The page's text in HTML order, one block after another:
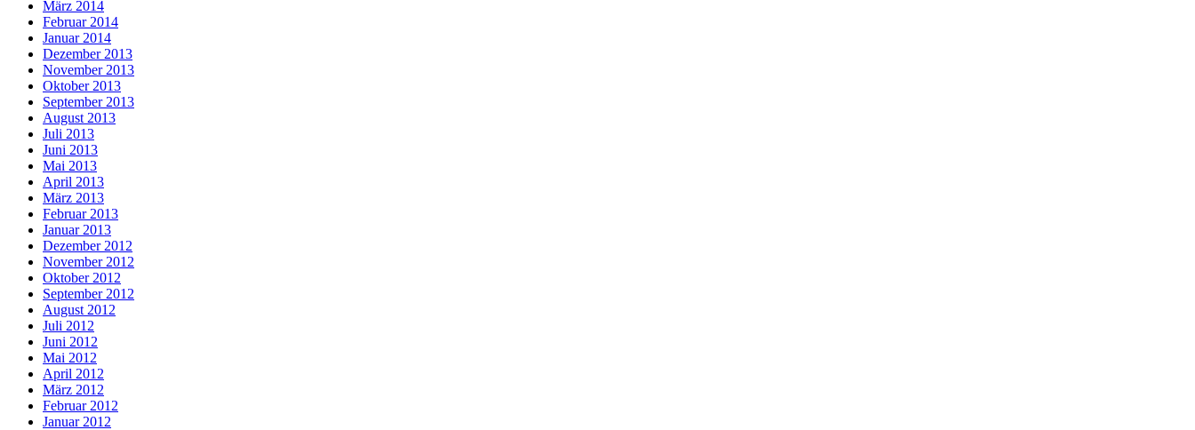
März 2014
Februar 2014
Januar 2014
Dezember 2013
November 2013
Oktober 2013
September 2013
August 2013
Juli 2013
Juni 2013
Mai 2013
April 2013
März 2013
Februar 2013
Januar 2013
Dezember 2012
November 2012
Oktober 2012
September 2012
August 2012
Juli 2012
Juni 2012
Mai 2012
April 2012
März 2012
Februar 2012
Januar 2012